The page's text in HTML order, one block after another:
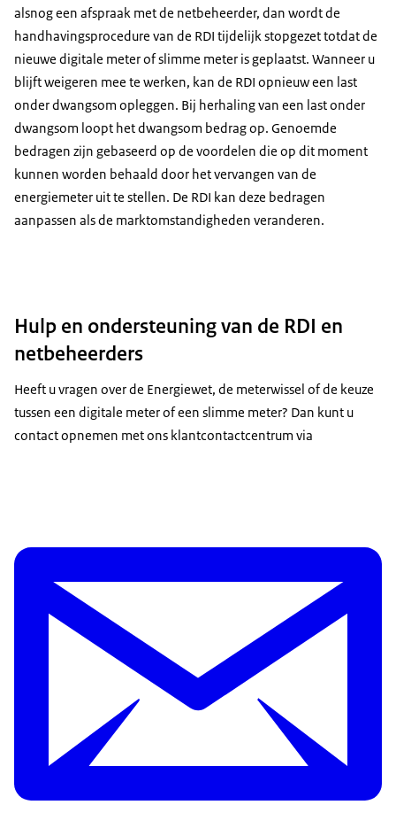
alsnog een afspraak met de netbeheerder, dan wordt de
handhavingsprocedure van de RDI tijdelijk stopgezet totdat de
nieuwe digitale meter of slimme meter is geplaatst. Wanneer u
blijft weigeren mee te werken, kan de RDI opnieuw een last
onder dwangsom opleggen. Bij herhaling van een last onder
dwangsom loopt het dwangsom bedrag op. Genoemde
bedragen zijn gebaseerd op de voordelen die op dit moment
kunnen worden behaald door het vervangen van de
energiemeter uit te stellen. De RDI kan deze bedragen
aanpassen als de marktomstandigheden veranderen.
Hulp en ondersteuning van de RDI en
netbeheerders
Heeft u vragen over de Energiewet, de meterwissel of de keuze
tussen een digitale meter of een slimme meter? Dan kunt u
contact opnemen met ons klantcontactcentrum via